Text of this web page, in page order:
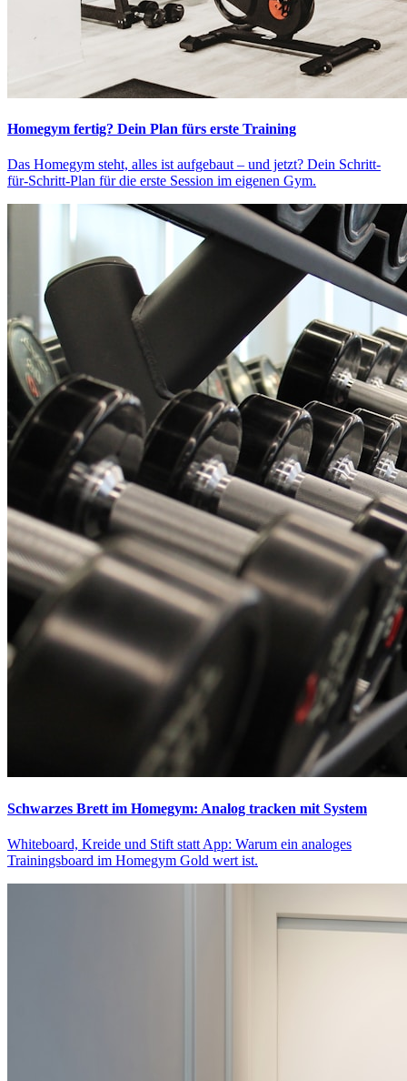
Homegym fertig? Dein Plan fürs erste Training
Das Homegym steht, alles ist aufgebaut – und jetzt? Dein Schritt-
für-Schritt-Plan für die erste Session im eigenen Gym.
Schwarzes Brett im Homegym: Analog tracken mit System
Whiteboard, Kreide und Stift statt App: Warum ein analoges
Trainingsboard im Homegym Gold wert ist.